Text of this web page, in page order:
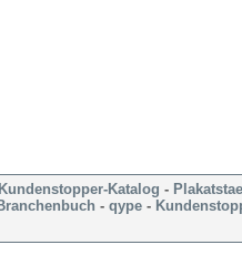
Kundenstopper-Katalog -
- qype -